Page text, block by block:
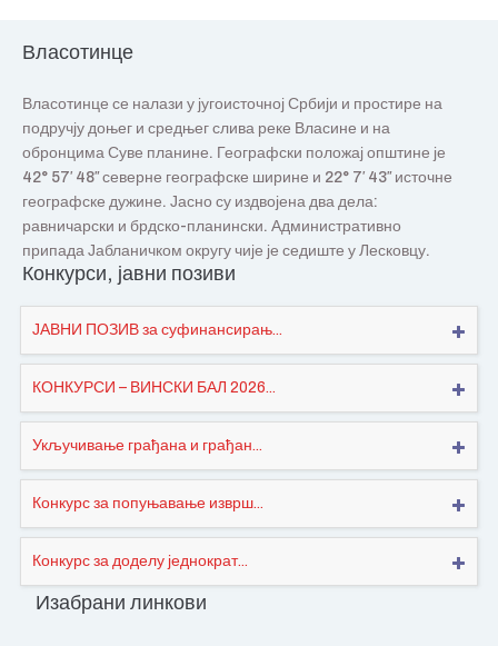
Власотинце
Власотинце се налази у југоисточној Србији и простире на
подручју доњег и средњег слива реке Власине и на
обронцима Суве планине. Географски положај општине је
42° 57′ 48″ северне географске ширине и 22° 7′ 43″ источне
географске дужине. Јасно су издвојена два дела:
равничарски и брдско-планински. Административно
припада Јабланичком округу чије је седиште у Лесковцу.
Конкурси, јавни позиви
ЈАВНИ ПОЗИВ за суфинансирањ...
КОНКУРСИ – ВИНСКИ БАЛ 2026...
Укључивање грађана и грађан...
Конкурс за попуњавање изврш...
Конкурс за доделу једнократ...
Изабрани линкови